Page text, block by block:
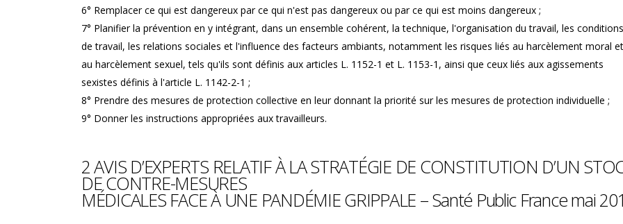
6° Remplacer ce qui est dangereux par ce qui n'est pas dangereux ou par ce qui est moins dangereux ;
7° Planifier la prévention en y intégrant, dans un ensemble cohérent, la technique, l'organisation du travail, les conditions
de travail, les relations sociales et l'influence des facteurs ambiants, notamment les risques liés au harcèlement moral et
au harcèlement sexuel, tels qu'ils sont définis aux articles L. 1152-1 et L. 1153-1, ainsi que ceux liés aux agissements
sexistes définis à l'article L. 1142-2-1 ;
8° Prendre des mesures de protection collective en leur donnant la priorité sur les mesures de protection individuelle ;
9° Donner les instructions appropriées aux travailleurs.
2 AVIS D’EXPERTS RELATIF À LA STRATÉGIE DE CONSTITUTION D’UN
DE CONTRE-MESURES
MÉDICALES FACE À UNE PANDÉMIE GRIPPALE – Santé Public France mai